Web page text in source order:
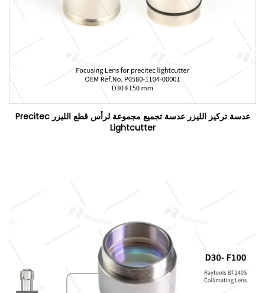
عدسة تركيز الليزر عدسة تجميع مجموعة لرأس قطع الليزر Precitec
Lightcutter